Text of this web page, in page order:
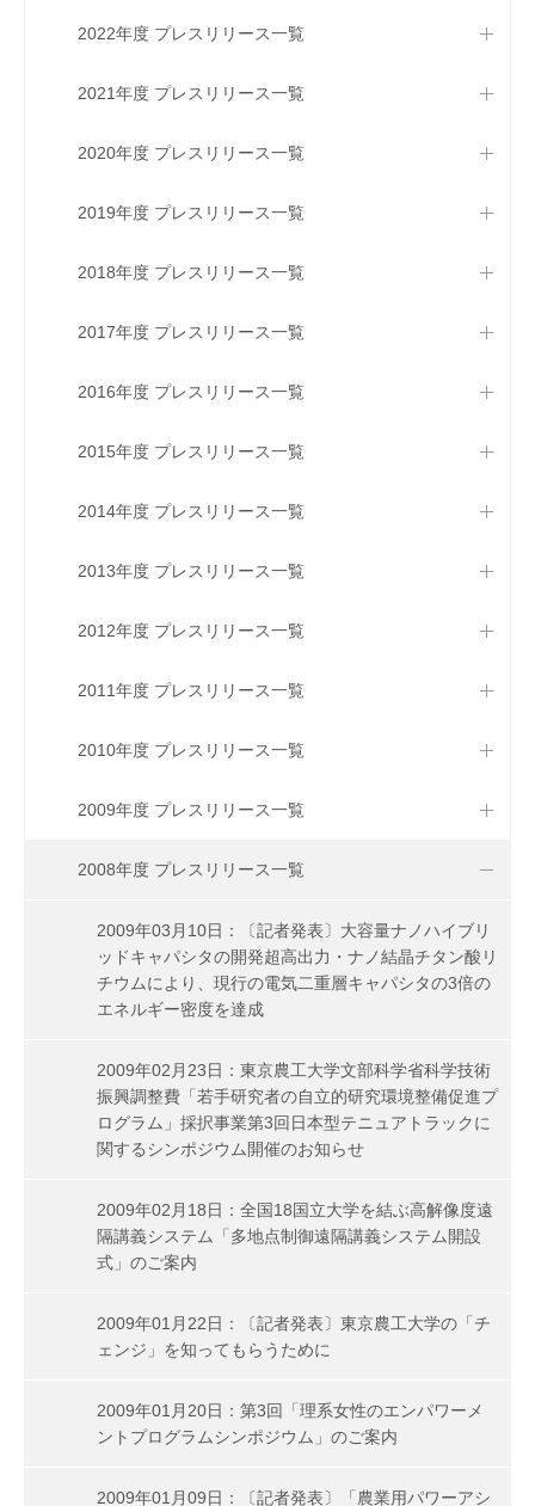
2022年度 プレスリリース一覧
2021年度 プレスリリース一覧
2020年度 プレスリリース一覧
2019年度 プレスリリース一覧
2018年度 プレスリリース一覧
2017年度 プレスリリース一覧
2016年度 プレスリリース一覧
2015年度 プレスリリース一覧
2014年度 プレスリリース一覧
2013年度 プレスリリース一覧
2012年度 プレスリリース一覧
2011年度 プレスリリース一覧
2010年度 プレスリリース一覧
2009年度 プレスリリース一覧
2008年度 プレスリリース一覧
2009年03月10日：〔記者発表〕大容量ナノハイブリ
ッドキャパシタの開発超高出力・ナノ結晶チタン酸リ
チウムにより、現行の電気二重層キャパシタの3倍の
エネルギー密度を達成
2009年02月23日：東京農工大学文部科学省科学技術
振興調整費「若手研究者の自立的研究環境整備促進プ
ログラム」採択事業第3回日本型テニュアトラックに
関するシンポジウム開催のお知らせ
2009年02月18日：全国18国立大学を結ぶ高解像度遠
隔講義システム「多地点制御遠隔講義システム開設
式」のご案内
2009年01月22日：〔記者発表〕東京農工大学の「チ
ェンジ」を知ってもらうために
2009年01月20日：第3回「理系女性のエンパワーメ
ントプログラムシンポジウム」のご案内
2009年01月09日：〔記者発表〕「農業用パワーアシ